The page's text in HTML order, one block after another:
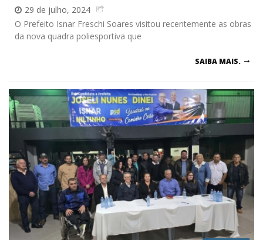
29 de julho, 2024
O Prefeito Isnar Freschi Soares visitou recentemente as obras
da nova quadra poliesportiva que
SAIBA MAIS.